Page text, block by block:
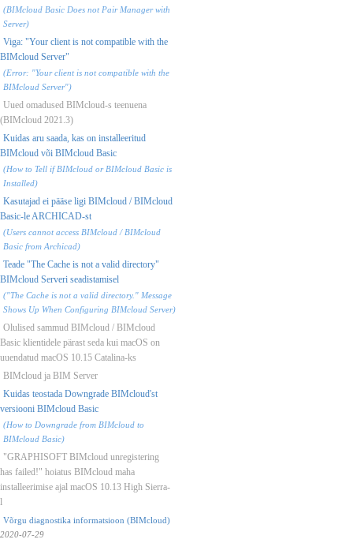
(BIMcloud Basic Does not Pair Manager with
Server)
Viga: "Your client is not compatible with the
BIMcloud Server"
(Error: "Your client is not compatible with the
BIMcloud Server")
Uued omadused BIMcloud-s teenuena
(BIMcloud 2021.3)
Kuidas aru saada, kas on installeeritud
BIMcloud või BIMcloud Basic
(How to Tell if BIMcloud or BIMcloud Basic is
Installed)
Kasutajad ei pääse ligi BIMcloud / BIMcloud
Basic-le ARCHICAD-st
(Users cannot access BIMcloud / BIMcloud
Basic from Archicad)
Teade "The Cache is not a valid directory"
BIMcloud Serveri seadistamisel
("The Cache is not a valid directory." Message
Shows Up When Configuring BIMcloud Server)
Olulised sammud BIMcloud / BIMcloud
Basic klientidele pärast seda kui macOS on
uuendatud macOS 10.15 Catalina-ks
BIMcloud ja BIM Server
Kuidas teostada Downgrade BIMcloud'st
versiooni BIMcloud Basic
(How to Downgrade from BIMcloud to
BIMcloud Basic)
"GRAPHISOFT BIMcloud unregistering
has failed!" hoiatus BIMcloud maha
installeerimise ajal macOS 10.13 High Sierra-
l
Võrgu diagnostika informatsioon (BIMcloud)
2020-07-29